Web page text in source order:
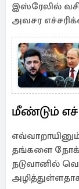
இஸ்ரேலில்
அவசர
மீண்டும்
தங்களை
நடுவானில்